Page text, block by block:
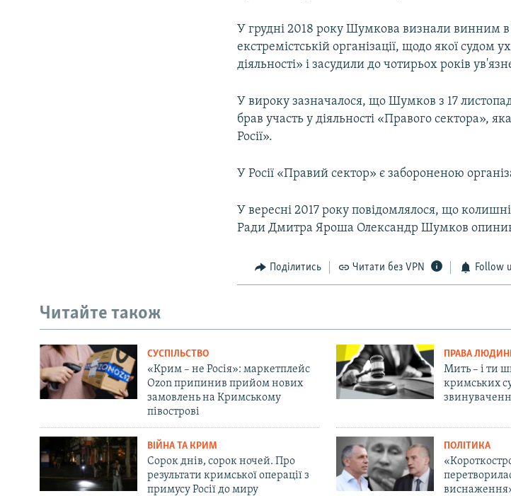
У грудні 2018 року Шумкова визнали винним в
екстремістській організації, щодо якої судом
діяльності» і засудили до чотирьох років
У вироку зазначалося, що Шумков з 17
брав участь у діяльності «Правого сектора»,
Росії».
У Росії «Правий сектор» є забороненою
У вересні 2017 року повідомлялося, що
Ради Дмитра Яроша Олександр Шумков
Поділитись Читати без VPN Follow
Читайте також
СУСПІЛЬСТВО
«Крим – не Росія»: маркетплейс
Ozon припинив прийом нових
замовлень на Кримському
півострові
ПРАВА
Мить – і ти
кримських
ВІЙНА ТА КРИМ
Сорок днів, сорок ночей. Про
результати кримської операції з
примусу Росії до миру
ПОЛІТИКА